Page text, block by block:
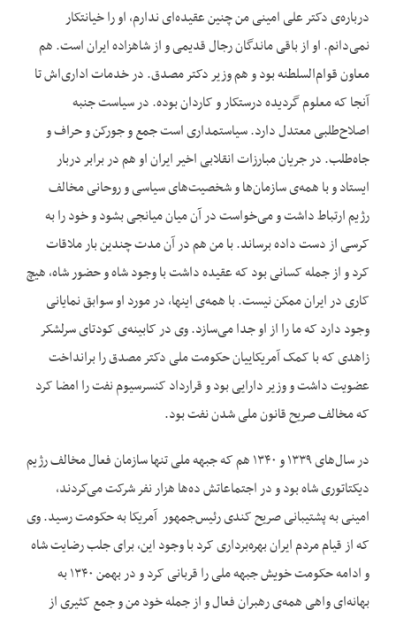
درباره‌‌ی دکتر علی امینی من چنین عقیده‌‌ای ندارم، او را خیانتکار
نمی‌‌دانم. او از باقی ماندگان رجال قدیمی و از شاهزاده ایران است. هم
معاون قوام‌‌السلطنه بود و هم وزیر دکتر مصدق. در خدمات اداری‌اش تا
آنجا که معلوم گردیده درستکار و کاردان بوده. در سیاست جنبه
اصلاح‌‌طلبی معتدل دارد. سیاستمداری است جمع و جورکن و حراف و
جاه‌‌طلب. در جریان مبارزات انقلابی اخیر ایران او هم در برابر دربار
ایستاد و با همه‌‌ی سازمان‌‌ها و شخصیت‌‌های سیاسی و روحانی مخالف
رژیم ارتباط داشت و می‌‌خواست در آن میان میانجی بشود و خود را به
کرسی از دست داده برساند. با من هم در آن مدت چندین بار ملاقات
کرد و از جمله کسانی بود که عقیده داشت با وجود شاه و حضور شاه، هیچ
کاری در ایران ممکن نیست. با همه‌‌ی اینها، در مورد او سوابق نمایانی
وجود دارد که ما را از او جدا می‌‌سازد. وی در کابینه‌‌ی کودتای سرلشکر
زاهدی که با کمک آمریکاییان حکومت ملی دکتر مصدق را برانداخت
عضویت داشت و وزیر دارایی بود و قرارداد کنسرسیوم نفت را امضا کرد
که مخالف صریح قانون ملی شدن نفت بود.
در سال‌‌های ۱۳۳۹ و ۱۳۴۰ هم که جبهه ملی تنها سازمان فعال مخالف رژیم
دیکتاتوری شاه بود و در اجتماعاتش ده‌‌ها هزار نفر شرکت می‌‌کردند،
امینی به پشتیبانی صریح کندی رئیس‌جمهور آمریکا به حکومت رسید. وی
که از قیام مردم ایران بهره‌‌برداری کرد با وجود این، برای جلب رضایت شاه
و ادامه حکومت خویش جبهه ملی را قربانی کرد و در بهمن ۱۳۴۰ به
بهانه‌‌ای واهی همه‌‌ی رهبران فعال و از جمله خود من و جمع کثیری از